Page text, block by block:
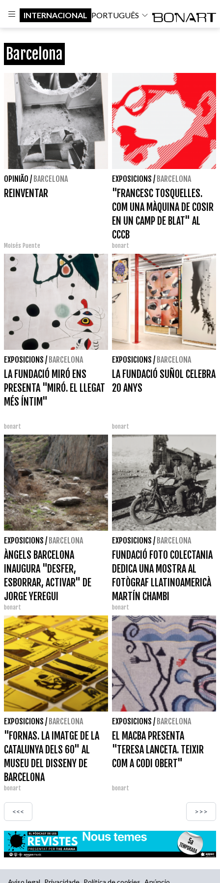
INTERNACIONAL PORTUGUÊS
Barcelona
OPINIÃO / BARCELONA
REINVENTAR
Moisés Puente
EXPOSICIONS / BARCELONA
"FRANCESC TOSQUELLES.
COM UNA MÀQUINA DE COSIR
EN UN CAMP DE BLAT" AL
CCCB
bonart
EXPOSICIONS / BARCELONA
LA FUNDACIÓ MIRÓ ENS
PRESENTA "MIRÓ. EL LLEGAT
MÉS ÍNTIM"
bonart
EXPOSICIONS / BARCELONA
LA FUNDACIÓ SUÑOL CELEBRA
20 ANYS
bonart
EXPOSICIONS / BARCELONA
ÀNGELS BARCELONA
INAUGURA "DESFER,
ESBORRAR, ACTIVAR" DE
JORGE YEREGUI
bonart
EXPOSICIONS / BARCELONA
FUNDACIÓ FOTO COLECTANIA
DEDICA UNA MOSTRA AL
FOTÒGRAF LLATINOAMERICÀ
MARTÍN CHAMBI
bonart
EXPOSICIONS / BARCELONA
"FORNAS. LA IMATGE DE LA
CATALUNYA DELS 60" AL
MUSEU DEL DISSENY DE
BARCELONA
bonart
EXPOSICIONS / BARCELONA
EL MACBA PRESENTA
"TERESA LANCETA. TEIXIR
COM A CODI OBERT"
bonart
<<< >>>